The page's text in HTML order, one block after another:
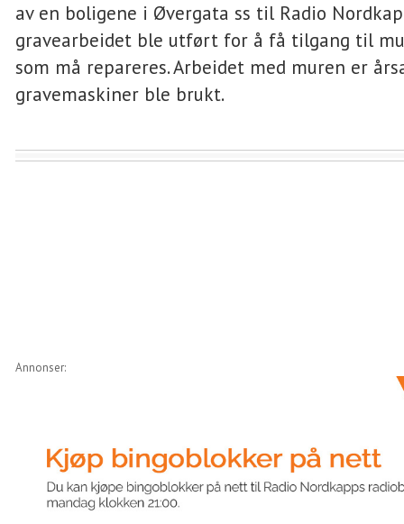
av en boligene i Øvergata ss til Radio
gravearbeidet ble utført for å få tilgang til
som må repareres. Arbeidet med muren er
gravemaskiner ble brukt.
Annonser: